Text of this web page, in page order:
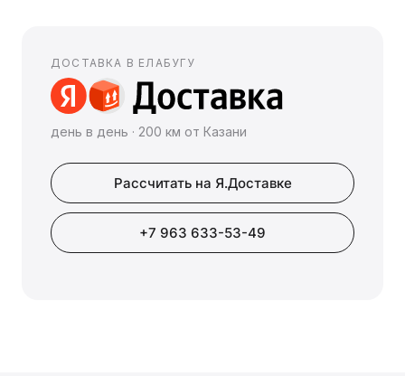
ДОСТАВКА В ЕЛАБУГУ
день в день · 200 км от Казани
Рассчитать на Я.Доставке
+7 963 633-53-49